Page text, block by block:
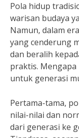
Pola hidup
warisan budaya
Namun, dalam
yang cenderung
dan beralih
praktis.
untuk generasi
Pertama-tama,
nilai-nilai dan
dari generasi ke